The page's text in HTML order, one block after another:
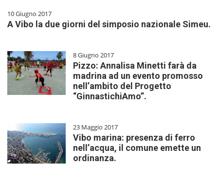
10 Giugno 2017
A Vibo la due giorni del simposio nazionale Simeu.
8 Giugno 2017
Pizzo: Annalisa Minetti farà da
madrina ad un evento promosso
nell’ambito del Progetto
“GinnastichiAmo”.
23 Maggio 2017
Vibo marina: presenza di ferro
nell’acqua, il comune emette un
ordinanza.